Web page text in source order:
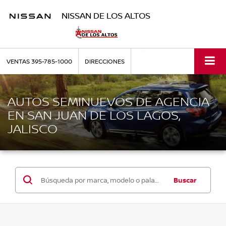
NISSAN DE LOS ALTOS
VENTAS395-785-1000 DIRECCIONES
AUTOS SEMINUEVOS DE AGENCIA
EN SAN JUAN DE LOS LAGOS,
JALISCO
Buscar